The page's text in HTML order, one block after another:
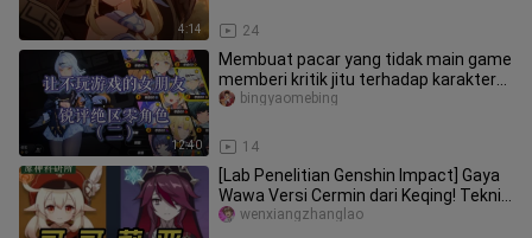
4:14 24
12:40
Membuat pacar yang tidak main game
memberi kritik jitu terhadap karakter
Honkai: Star Rail (bagian 2
14
bingyaomebing
[Lab Penelitian Genshin Impact] Gaya
Wawa Versi Cermin dari Keqing! Teknik
Double Diffusion + Reduct
wenxiangzhanglao